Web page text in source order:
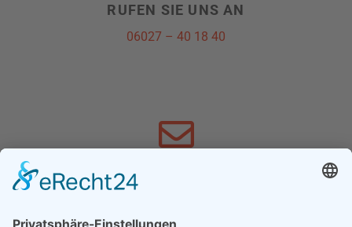
RUFEN SIE UNS AN
06027 – 40 18 40
info@schnewoli.de